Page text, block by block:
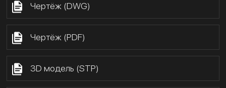
Чертёж (DWG)
Чертёж (PDF)
3D модель (STP)